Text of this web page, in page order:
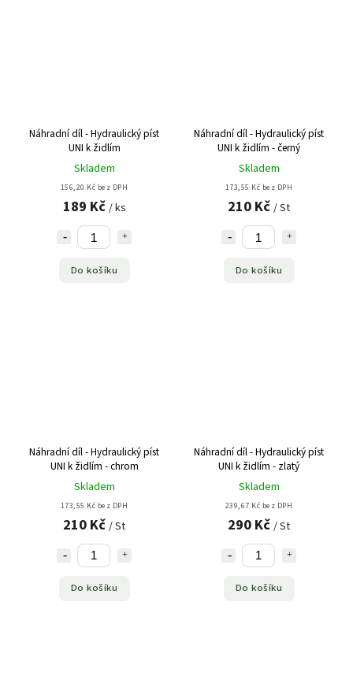
Náhradní díl - Hydraulický píst
UNI k židlím
Skladem
156,20 Kč bez DPH
189 Kč / ks
Do košíku
Náhradní díl - Hydraulický píst
UNI k židlím - černý
Skladem
173,55 Kč bez DPH
210 Kč / St
Do košíku
Náhradní díl - Hydraulický píst
UNI k židlím - chrom
Skladem
173,55 Kč bez DPH
210 Kč / St
Do košíku
Náhradní díl - Hydraulický píst
UNI k židlím - zlatý
Skladem
239,67 Kč bez DPH
290 Kč / St
Do košíku